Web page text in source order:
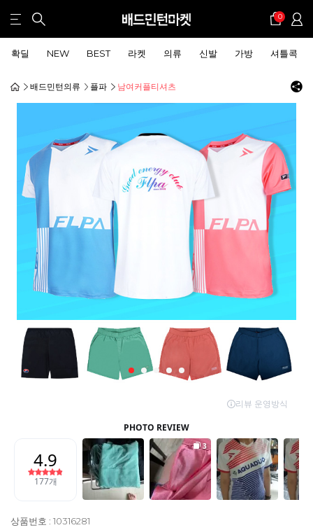
0
확딜 NEW BEST 라켓 의류 신발 가방 셔틀콕
배드민턴의류 플파 남여커플티셔츠
상품번호 : 10316281